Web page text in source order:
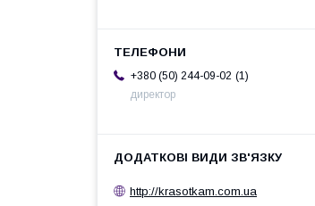
+380 (50) 244-09-02
1
директор
http://krasotkam.com.ua